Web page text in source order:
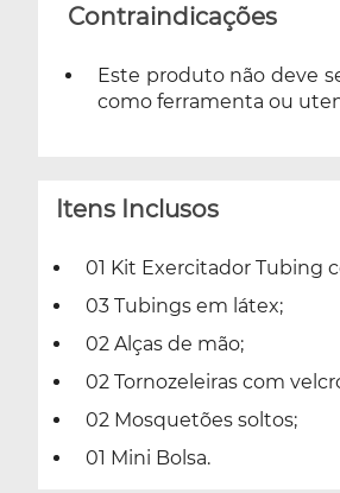
Contraindicações
Este produto não deve
como ferramenta ou
Itens Inclusos
01 Kit Exercitador Tubing
03 Tubings em látex;
02 Alças de mão;
02 Tornozeleiras com
02 Mosquetões soltos;
01 Mini Bolsa.